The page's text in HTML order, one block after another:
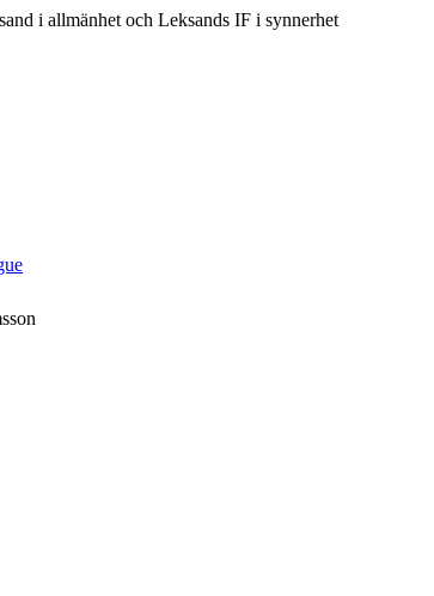
i allmänhet och Leksands IF i synnerhet